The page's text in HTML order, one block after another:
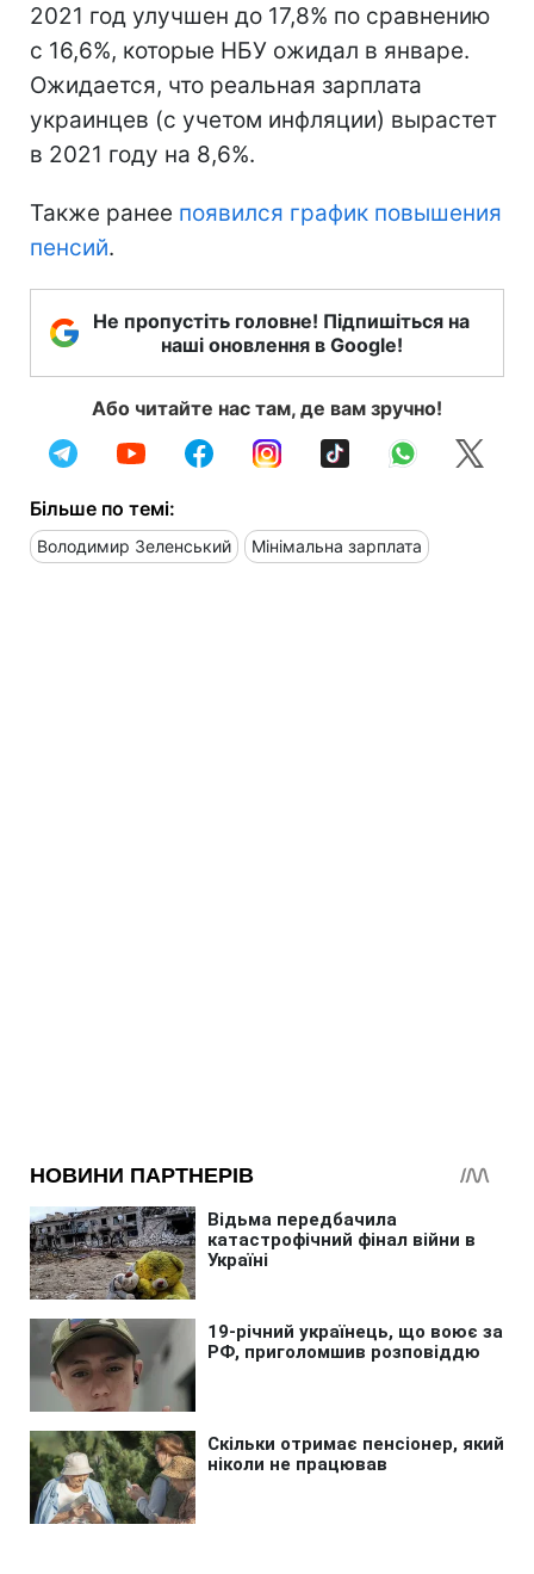
2021 год улучшен до 17,8% по сравнению
с 16,6%, которые НБУ ожидал в январе.
Ожидается, что реальная зарплата
украинцев (с учетом инфляции) вырастет
в 2021 году на 8,6%.
Также ранее появился график повышения
пенсий.
Не пропустіть головне! Підпишіться на
наші оновлення в Google!
Або читайте нас там, де вам зручно!
Більше по темі:
Володимир Зеленський Мінімальна зарплата